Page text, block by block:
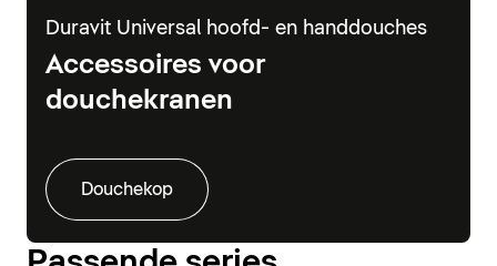
Duravit Universal hoofd- en handdouches
Accessoires voor
douchekranen
Douchekop